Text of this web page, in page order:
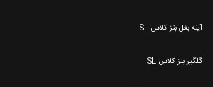
آینه بغل بنز کلاس SL
گلگیر بنز کلاس SL